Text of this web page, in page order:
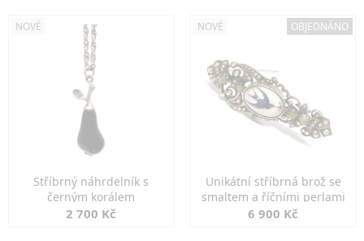
NOVÉ
Stříbrný náhrdelník s
černým korálem
2 700 Kč
NOVÉ OBJEDNÁNO
Unikátní stříbrná brož se
smaltem a říčními perlami
6 900 Kč